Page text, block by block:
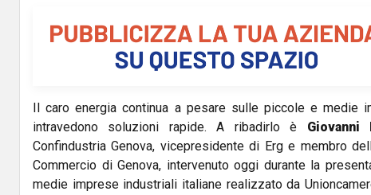
Il caro energia continua a pesare sulle piccole e medie
intravedono soluzioni rapide. A ribadirlo è Giovanni
Confindustria Genova, vicepresidente di Erg e membro
Commercio di Genova, intervenuto oggi durante la
medie imprese industriali italiane realizzato da